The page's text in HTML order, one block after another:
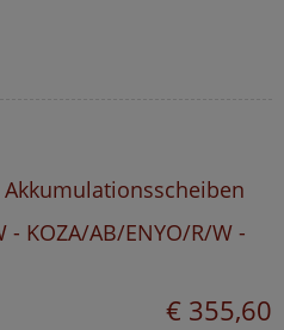
KOZA/AB/ENYO/R/W -
€ 355,60